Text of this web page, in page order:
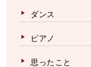
ダンス
ピアノ
思ったこと